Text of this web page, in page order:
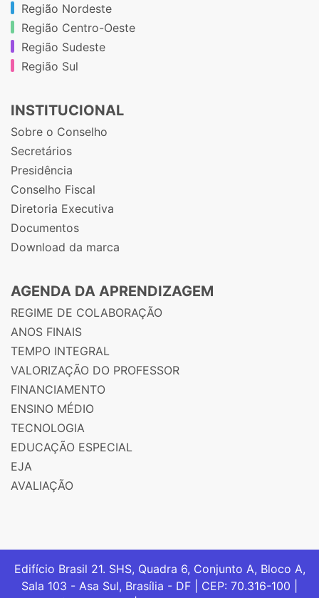
Região Nordeste
Região Centro-Oeste
Região Sudeste
Região Sul
INSTITUCIONAL
Sobre o Conselho
Secretários
Presidência
Conselho Fiscal
Diretoria Executiva
Documentos
Download da marca
AGENDA DA APRENDIZAGEM
REGIME DE COLABORAÇÃO
ANOS FINAIS
TEMPO INTEGRAL
VALORIZAÇÃO DO PROFESSOR
FINANCIAMENTO
ENSINO MÉDIO
TECNOLOGIA
EDUCAÇÃO ESPECIAL
EJA
AVALIAÇÃO
Edifício Brasil 21. SHS, Quadra 6, Conjunto A, Bloco A,
Sala 103 - Asa Sul, Brasília - DF | CEP: 70.316-100 |